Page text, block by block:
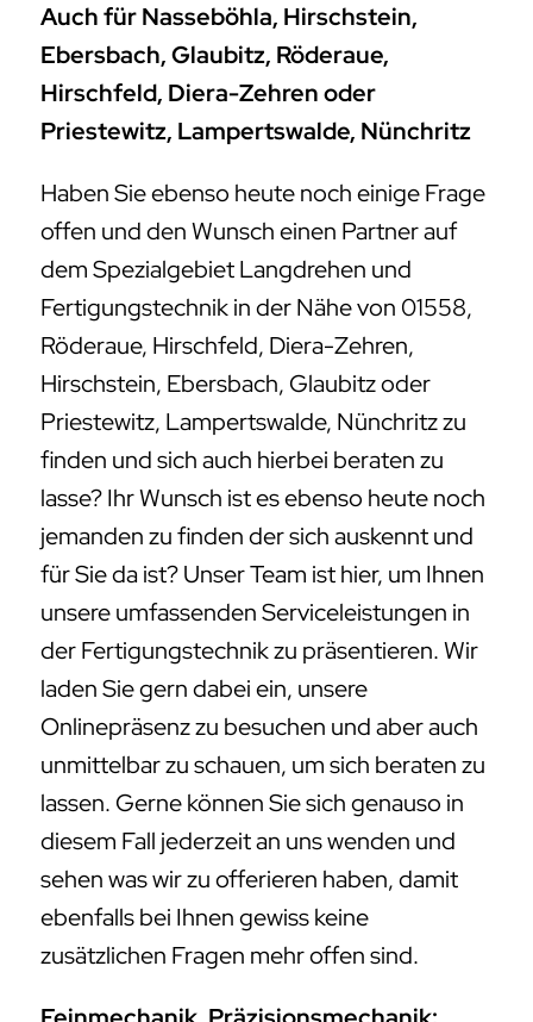
Auch für Nasseböhla, Hirschstein,
Ebersbach, Glaubitz, Röderaue,
Hirschfeld, Diera-Zehren oder
Priestewitz, Lampertswalde, Nünchritz
Haben Sie ebenso heute noch einige Frage
offen und den Wunsch einen Partner auf
dem Spezialgebiet Langdrehen und
Fertigungstechnik in der Nähe von 01558,
Röderaue, Hirschfeld, Diera-Zehren,
Hirschstein, Ebersbach, Glaubitz oder
Priestewitz, Lampertswalde, Nünchritz zu
finden und sich auch hierbei beraten zu
lasse? Ihr Wunsch ist es ebenso heute noch
jemanden zu finden der sich auskennt und
für Sie da ist? Unser Team ist hier, um Ihnen
unsere umfassenden Serviceleistungen in
der Fertigungstechnik zu präsentieren. Wir
laden Sie gern dabei ein, unsere
Onlinepräsenz zu besuchen und aber auch
unmittelbar zu schauen, um sich beraten zu
lassen. Gerne können Sie sich genauso in
diesem Fall jederzeit an uns wenden und
sehen was wir zu offerieren haben, damit
ebenfalls bei Ihnen gewiss keine
zusätzlichen Fragen mehr offen sind.